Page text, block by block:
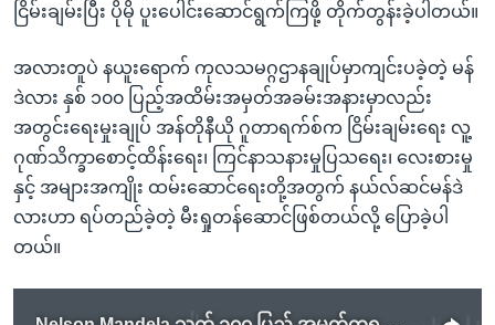
ငြိမ်းချမ်းပြီး ပိုမို ပူးပေါင်းဆောင်ရွက်ကြဖို့ တိုက်တွန်းခဲ့ပါတယ်။
အလားတူပဲ နယူးရောက် ကုလသမဂ္ဂဌာနချုပ်မှာကျင်းပခဲ့တဲ့ မန်
ဒဲလား နှစ် ၁၀၀ ပြည့်အထိမ်းအမှတ်အခမ်းအနားမှာလည်း
အတွင်းရေးမှုးချုပ် အန်တိုနီယို ဂူတာရက်စ်က ငြိမ်းချမ်းရေး လူ့
ဂုဏ်သိက္ခာစောင့်ထိန်းရေး၊ ကြင်နာသနားမှုပြသရေး၊ လေးစားမှု
နှင့် အများအကျိုး ထမ်းဆောင်ရေးတို့အတွက် နယ်လ်ဆင်မန်ဒဲ
လားဟာ ရပ်တည်ခဲ့တဲ့ မီးရှုတန်ဆောင်ဖြစ်တယ်လို့ ပြောခဲ့ပါ
တယ်။